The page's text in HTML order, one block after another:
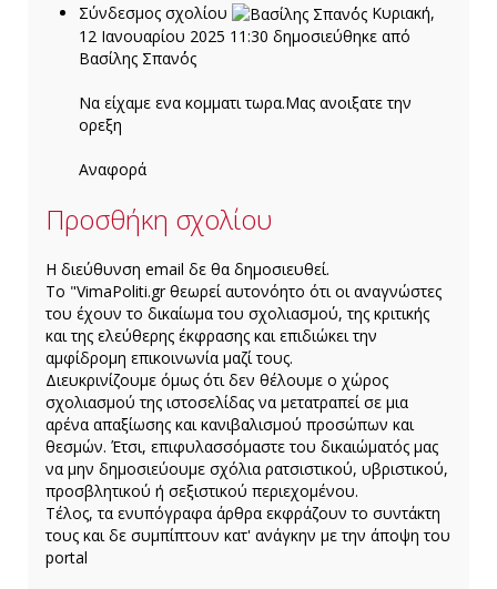
Σύνδεσμος σχολίου
Κυριακή,
12 Ιανουαρίου 2025 11:30 δημοσιεύθηκε από
Βασίλης Σπαν΄ός
Να είχαμε ενα κομματι τωρα.Μας ανοιξατε την
ορεξη
Aναφορά
Προσθήκη σχολίου
H διεύθυνση email δε θα δημοσιευθεί.
Το "VimaPoliti.gr θεωρεί αυτονόητο ότι οι αναγνώστες
του έχουν το δικαίωμα του σχολιασμού, της κριτικής
και της ελεύθερης έκφρασης και επιδιώκει την
αμφίδρομη επικοινωνία μαζί τους.
Διευκρινίζουμε όμως ότι δεν θέλουμε ο χώρος
σχολιασμού της ιστοσελίδας να μετατραπεί σε μια
αρένα απαξίωσης και κανιβαλισμού προσώπων και
θεσμών. Έτσι, επιφυλασσόμαστε του δικαιώματός μας
να μην δημοσιεύουμε σχόλια ρατσιστικού, υβριστικού,
προσβλητικού ή σεξιστικού περιεχομένου.
Τέλος, τα ενυπόγραφα άρθρα εκφράζουν το συντάκτη
τους και δε συμπίπτουν κατ' ανάγκην με την άποψη του
portal